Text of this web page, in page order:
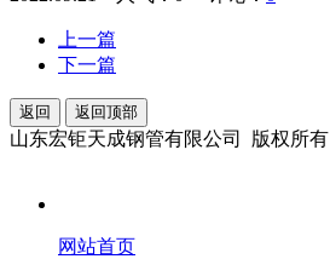
上一篇
下一篇
返回 返回顶部
山东宏钜天成钢管有限公司 版权所有
网站首页